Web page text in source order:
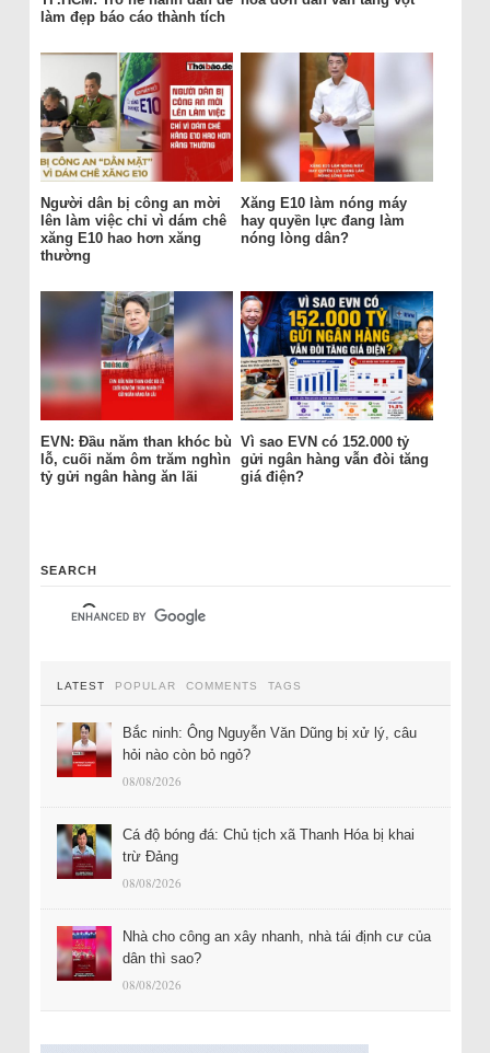
làm đẹp báo cáo thành tích
Người dân bị công an mời
lên làm việc chỉ vì dám chê
xăng E10 hao hơn xăng
thường
Xăng E10 làm nóng máy
hay quyền lực đang làm
nóng lòng dân?
EVN: Đầu năm than khóc bù
lỗ, cuối năm ôm trăm nghìn
tỷ gửi ngân hàng ăn lãi
Vì sao EVN có 152.000 tỷ
gửi ngân hàng vẫn đòi tăng
giá điện?
SEARCH
LATEST POPULAR COMMENTS TAGS
Bắc ninh: Ông Nguyễn Văn Dũng bị xử lý, câu
hỏi nào còn bỏ ngỏ?
08/08/2026
Cá độ bóng đá: Chủ tịch xã Thanh Hóa bị khai
trừ Đảng
08/08/2026
Nhà cho công an xây nhanh, nhà tái định cư của
dân thì sao?
08/08/2026